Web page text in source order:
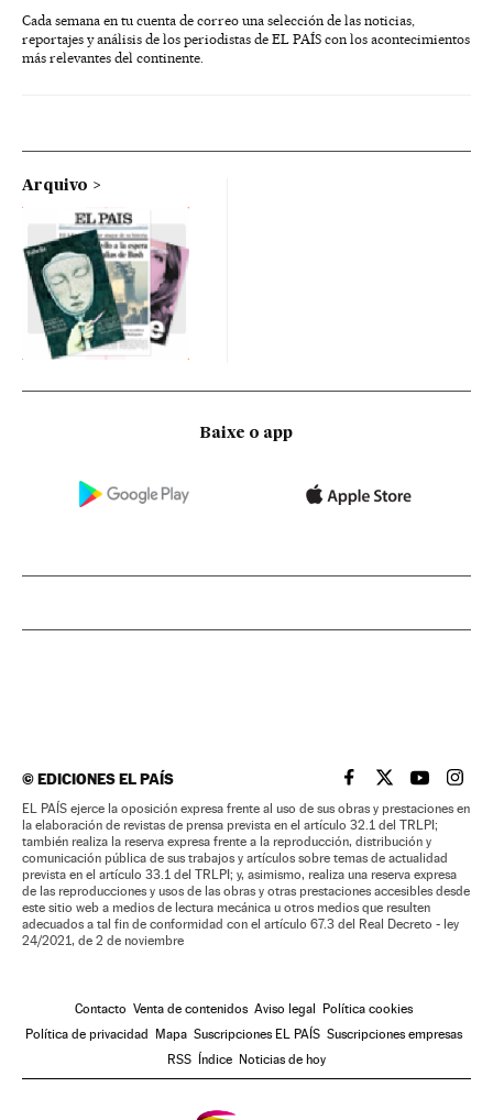
Cada semana en tu cuenta de correo una selección de las noticias,
reportajes y análisis de los periodistas de EL PAÍS con los acontecimientos
más relevantes del continente.
Arquivo
Baixe o app
©EDICIONES EL PAÍS EL PAÍS BRASIL EN
EL PAÍSEL PAÍS
EL
EL PAÍS ejerce la oposición expresa frente al uso de sus obras y prestaciones en
la elaboración de revistas de prensa prevista en el artículo 32.1 del TRLPI;
también realiza la reserva expresa frente a la reproducción, distribución y
comunicación pública de sus trabajos y artículos sobre temas de actualidad
prevista en el artículo 33.1 del TRLPI; y, asimismo, realiza una reserva expresa
de las reproducciones y usos de las obras y otras prestaciones accesibles desde
este sitio web a medios de lectura mecánica u otros medios que resulten
adecuados a tal fin de conformidad con el artículo 67.3 del Real Decreto - ley
24/2021, de 2 de noviembre
Contacto Venta de contenidos Aviso legal Política cookies
Política de privacidad Mapa Suscripciones EL PAÍS Suscripciones empresas
RSS Índice Noticias de hoy